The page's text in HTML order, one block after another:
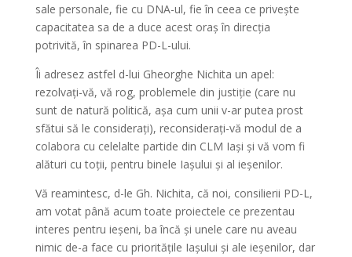
sale personale, fie cu DNA-ul, fie în ceea ce privește
capacitatea sa de a duce acest oraș în direcția
potrivită, în spinarea PD-L-ului.
Îi adresez astfel d-lui Gheorghe Nichita un apel:
rezolvați-vă, vă rog, problemele din justiție (care nu
sunt de natură politică, așa cum unii v-ar putea prost
sfătui să le considerați), reconsiderați-vă modul de a
colabora cu celelalte partide din CLM Iași și vă vom fi
alături cu toții, pentru binele Iașului și al ieșenilor.
Vă reamintesc, d-le Gh. Nichita, că noi, consilierii PD-L,
am votat până acum toate proiectele ce prezentau
interes pentru ieșeni, ba încă și unele care nu aveau
nimic de-a face cu prioritățile Iașului și ale ieșenilor, dar